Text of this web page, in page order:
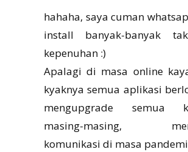
hahaha, saya cuman
install banyak-banyak
kepenuhan :)
Apalagi di masa online
kyaknya semua aplikasi
mengupgrade semua
masing-masing,
komunikasi di masa